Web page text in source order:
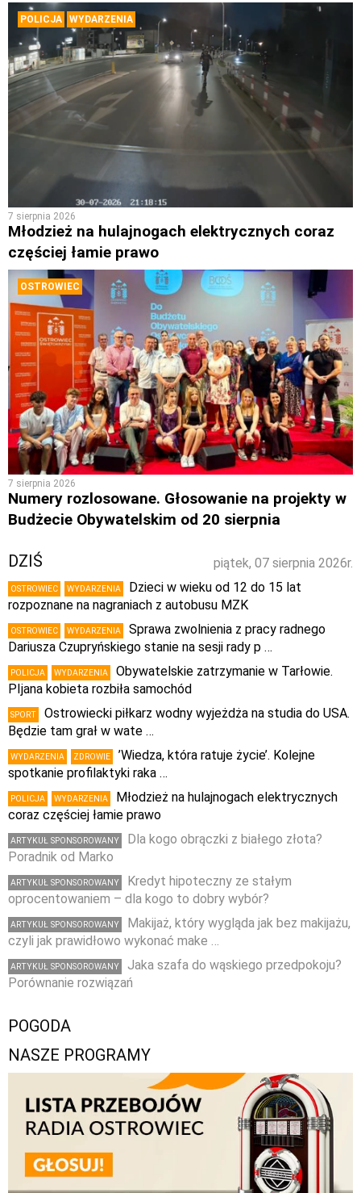
POLICJA WYDARZENIA
7 sierpnia 2026
Młodzież na hulajnogach elektrycznych coraz
częściej łamie prawo
OSTROWIEC
7 sierpnia 2026
Numery rozlosowane. Głosowanie na projekty w
Budżecie Obywatelskim od 20 sierpnia
piątek, 07 sierpnia 2026r.
DZIŚ
OSTROWIEC WYDARZENIA
Dzieci w wieku od 12 do 15 lat
rozpoznane na nagraniach z autobusu MZK
OSTROWIEC WYDARZENIA
Sprawa zwolnienia z pracy radnego
Dariusza Czupryńskiego stanie na sesji rady p …
POLICJA WYDARZENIA
Obywatelskie zatrzymanie w Tarłowie.
PIjana kobieta rozbiła samochód
SPORT
Ostrowiecki piłkarz wodny wyjeżdża na studia do USA.
Będzie tam grał w wate …
WYDARZENIA ZDROWIE
’Wiedza, która ratuje życie’. Kolejne
spotkanie profilaktyki raka …
POLICJA WYDARZENIA
Młodzież na hulajnogach elektrycznych
coraz częściej łamie prawo
ARTYKUŁ SPONSOROWANY
Dla kogo obrączki z białego złota?
Poradnik od Marko
ARTYKUŁ SPONSOROWANY
Kredyt hipoteczny ze stałym
oprocentowaniem – dla kogo to dobry wybór?
ARTYKUŁ SPONSOROWANY
Makijaż, który wygląda jak bez makijażu,
czyli jak prawidłowo wykonać make …
ARTYKUŁ SPONSOROWANY
Jaka szafa do wąskiego przedpokoju?
Porównanie rozwiązań
POGODA
NASZE PROGRAMY